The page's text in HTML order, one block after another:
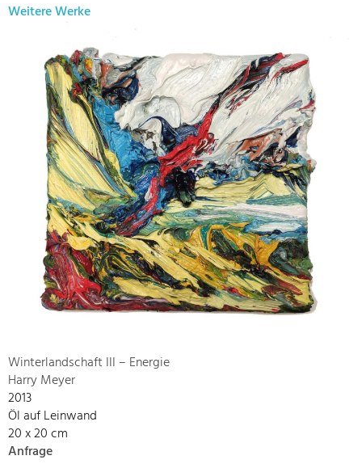
Weitere Werke
Winterlandschaft III – Energie
Harry Meyer
2013
Öl auf Leinwand
20 x 20 cm
Anfrage